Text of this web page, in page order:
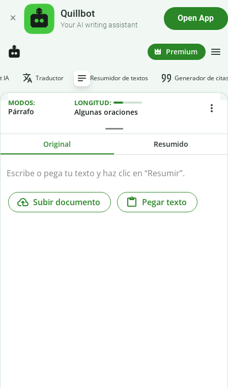
Quillbot
Your AI writing assistant
Open App
Premium
IA Traductor Resumidor de textos Generador de
MODOS:
Párrafo
LONGITUD:
Algunas oraciones
Original Resumido
Subir documento Pegar texto